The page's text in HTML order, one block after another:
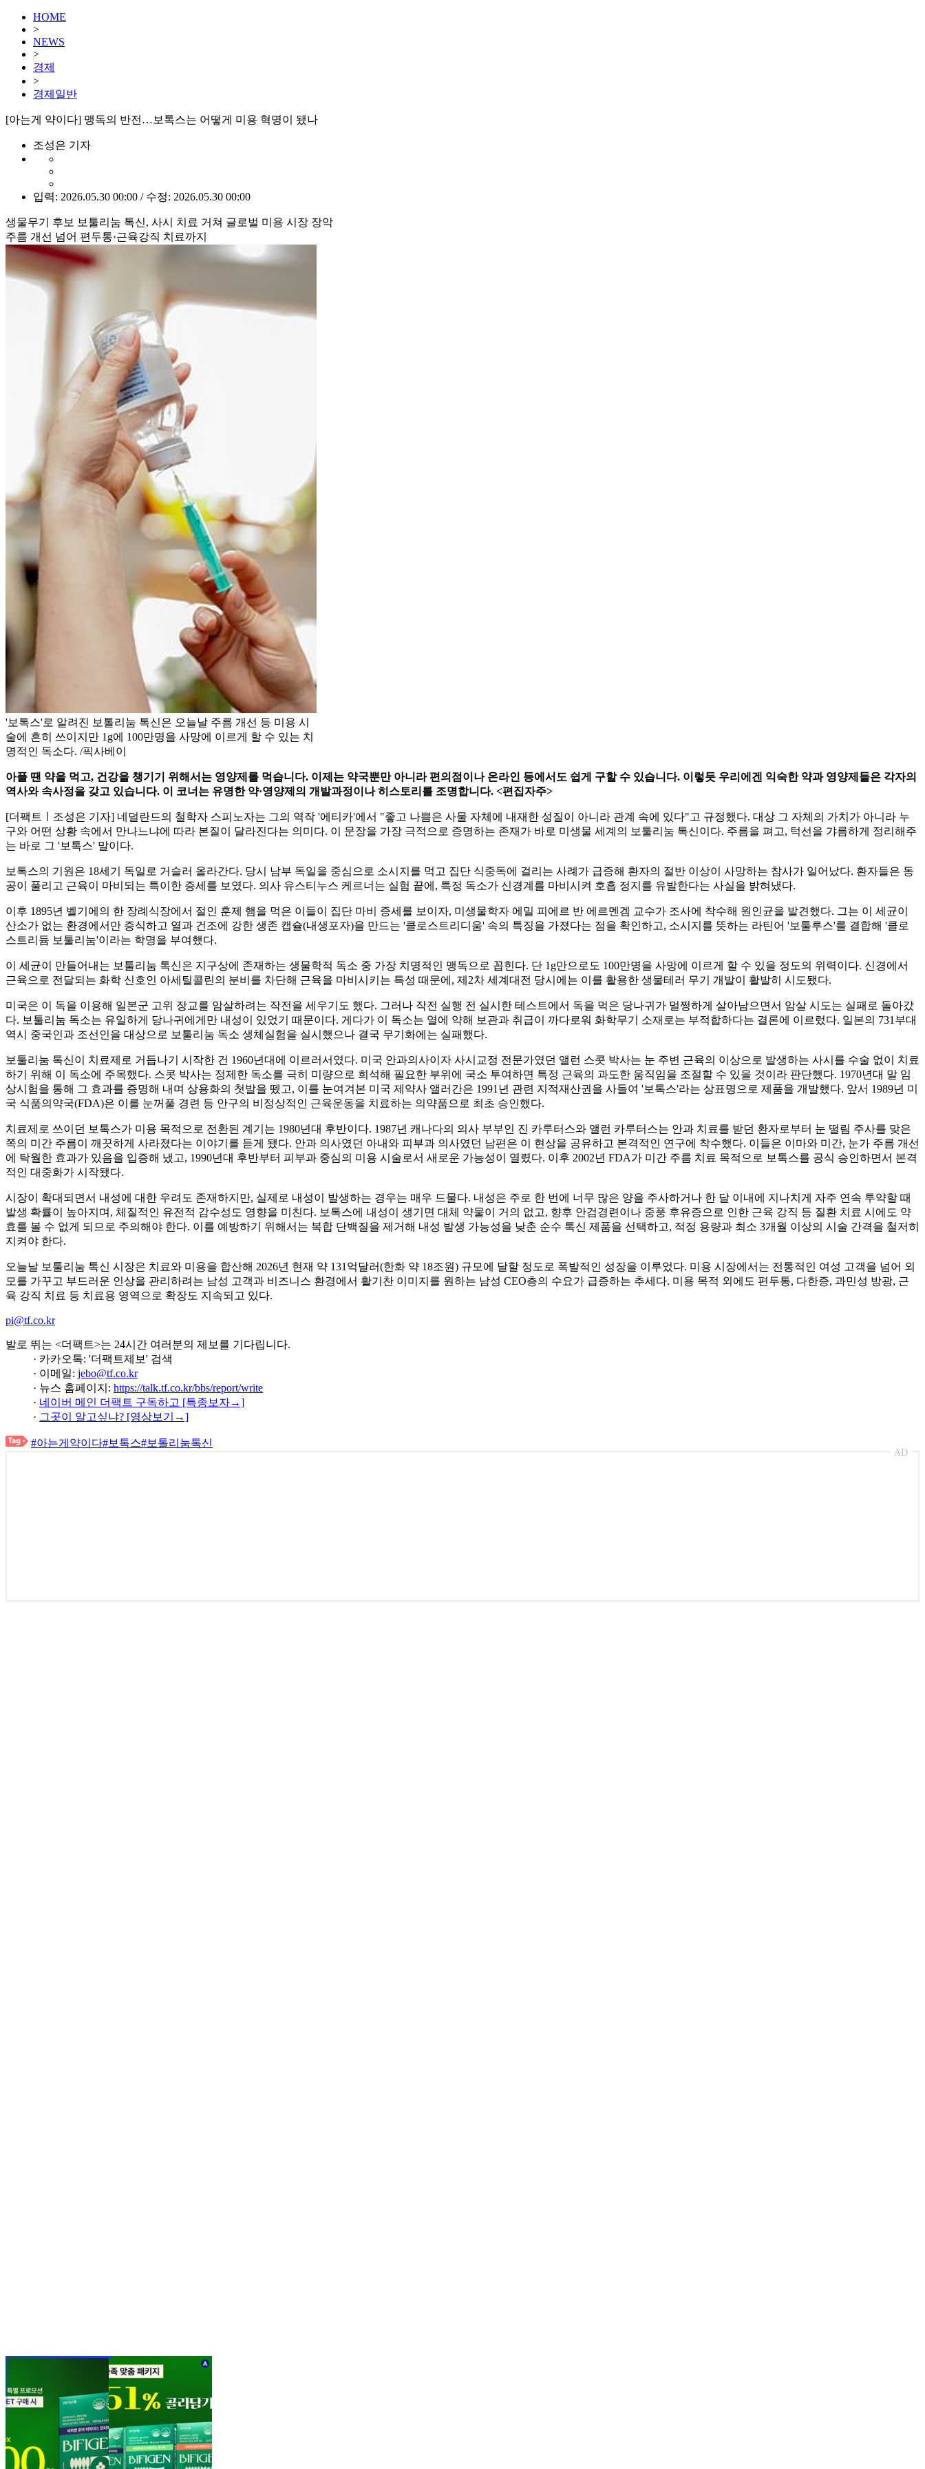
HOME
>
NEWS
>
경제
>
경제일반
[아는게 약이다] 맹독의 반전…보톡스는 어떻게 미용 혁명이 됐나
조성은 기자
입력: 2026.05.30 00:00 / 수정: 2026.05.30 00:00
생물무기 후보 보툴리눔 톡신, 사시 치료 거쳐 글로벌 미용 시장 장악
주름 개선 넘어 편두통·근육강직 치료까지
'보톡스'로 알려진 보톨리눔 톡신은 오늘날 주름 개선 등 미용 시
술에 흔히 쓰이지만 1g에 100만명을 사망에 이르게 할 수 있는 치
명적인 독소다. /픽사베이
아플 땐 약을 먹고, 건강을 챙기기 위해서는 영양제를 먹습니다. 이제는 약국뿐만 아니라 편의점이나 온라인 등에서도 쉽게 구할 수 있습니다. 이렇듯 우리에겐 익숙한 약과 영양제들은 각자의
역사와 속사정을 갖고 있습니다. 이 코너는 유명한 약·영양제의 개발과정이나 히스토리를 조명합니다. <편집자주>
[더팩트ㅣ조성은 기자] 네덜란드의 철학자 스피노자는 그의 역작 '에티카'에서 "좋고 나쁨은 사물 자체에 내재한 성질이 아니라 관계 속에 있다"고 규정했다. 대상 그 자체의 가치가 아니라 누
구와 어떤 상황 속에서 만나느냐에 따라 본질이 달라진다는 의미다. 이 문장을 가장 극적으로 증명하는 존재가 바로 미생물 세계의 보툴리눔 톡신이다. 주름을 펴고, 턱선을 갸름하게 정리해주
는 바로 그 '보톡스' 말이다.
보톡스의 기원은 18세기 독일로 거슬러 올라간다. 당시 남부 독일을 중심으로 소시지를 먹고 집단 식중독에 걸리는 사례가 급증해 환자의 절반 이상이 사망하는 참사가 일어났다. 환자들은 동
공이 풀리고 근육이 마비되는 특이한 증세를 보였다. 의사 유스티누스 케르너는 실험 끝에, 특정 독소가 신경계를 마비시켜 호흡 정지를 유발한다는 사실을 밝혀냈다.
이후 1895년 벨기에의 한 장례식장에서 절인 훈제 햄을 먹은 이들이 집단 마비 증세를 보이자, 미생물학자 에밀 피에르 반 에르멘겜 교수가 조사에 착수해 원인균을 발견했다. 그는 이 세균이
산소가 없는 환경에서만 증식하고 열과 건조에 강한 생존 캡슐(내생포자)을 만드는 '클로스트리디움' 속의 특징을 가졌다는 점을 확인하고, 소시지를 뜻하는 라틴어 '보툴루스'를 결합해 '클로
스트리듐 보툴리눔'이라는 학명을 부여했다.
이 세균이 만들어내는 보툴리눔 톡신은 지구상에 존재하는 생물학적 독소 중 가장 치명적인 맹독으로 꼽힌다. 단 1g만으로도 100만명을 사망에 이르게 할 수 있을 정도의 위력이다. 신경에서
근육으로 전달되는 화학 신호인 아세틸콜린의 분비를 차단해 근육을 마비시키는 특성 때문에, 제2차 세계대전 당시에는 이를 활용한 생물테러 무기 개발이 활발히 시도됐다.
미국은 이 독을 이용해 일본군 고위 장교를 암살하려는 작전을 세우기도 했다. 그러나 작전 실행 전 실시한 테스트에서 독을 먹은 당나귀가 멀쩡하게 살아남으면서 암살 시도는 실패로 돌아갔
다. 보툴리눔 독소는 유일하게 당나귀에게만 내성이 있었기 때문이다. 게다가 이 독소는 열에 약해 보관과 취급이 까다로워 화학무기 소재로는 부적합하다는 결론에 이르렀다. 일본의 731부대
역시 중국인과 조선인을 대상으로 보툴리눔 독소 생체실험을 실시했으나 결국 무기화에는 실패했다.
보툴리눔 톡신이 치료제로 거듭나기 시작한 건 1960년대에 이르러서였다. 미국 안과의사이자 사시교정 전문가였던 앨런 스콧 박사는 눈 주변 근육의 이상으로 발생하는 사시를 수술 없이 치료
하기 위해 이 독소에 주목했다. 스콧 박사는 정제한 독소를 극히 미량으로 희석해 필요한 부위에 국소 투여하면 특정 근육의 과도한 움직임을 조절할 수 있을 것이라 판단했다. 1970년대 말 임
상시험을 통해 그 효과를 증명해 내며 상용화의 첫발을 뗐고, 이를 눈여겨본 미국 제약사 앨러간은 1991년 관련 지적재산권을 사들여 '보톡스'라는 상표명으로 제품을 개발했다. 앞서 1989년 미
국 식품의약국(FDA)은 이를 눈꺼풀 경련 등 안구의 비정상적인 근육운동을 치료하는 의약품으로 최초 승인했다.
치료제로 쓰이던 보톡스가 미용 목적으로 전환된 계기는 1980년대 후반이다. 1987년 캐나다의 의사 부부인 진 카루터스와 앨런 카루터스는 안과 치료를 받던 환자로부터 눈 떨림 주사를 맞은
쪽의 미간 주름이 깨끗하게 사라졌다는 이야기를 듣게 됐다. 안과 의사였던 아내와 피부과 의사였던 남편은 이 현상을 공유하고 본격적인 연구에 착수했다. 이들은 이마와 미간, 눈가 주름 개선
에 탁월한 효과가 있음을 입증해 냈고, 1990년대 후반부터 피부과 중심의 미용 시술로서 새로운 가능성이 열렸다. 이후 2002년 FDA가 미간 주름 치료 목적으로 보톡스를 공식 승인하면서 본격
적인 대중화가 시작됐다.
시장이 확대되면서 내성에 대한 우려도 존재하지만, 실제로 내성이 발생하는 경우는 매우 드물다. 내성은 주로 한 번에 너무 많은 양을 주사하거나 한 달 이내에 지나치게 자주 연속 투약할 때
발생 확률이 높아지며, 체질적인 유전적 감수성도 영향을 미친다. 보톡스에 내성이 생기면 대체 약물이 거의 없고, 향후 안검경련이나 중풍 후유증으로 인한 근육 강직 등 질환 치료 시에도 약
효를 볼 수 없게 되므로 주의해야 한다. 이를 예방하기 위해서는 복합 단백질을 제거해 내성 발생 가능성을 낮춘 순수 톡신 제품을 선택하고, 적정 용량과 최소 3개월 이상의 시술 간격을 철저히
지켜야 한다.
오늘날 보툴리눔 톡신 시장은 치료와 미용을 합산해 2026년 현재 약 131억달러(한화 약 18조원) 규모에 달할 정도로 폭발적인 성장을 이루었다. 미용 시장에서는 전통적인 여성 고객을 넘어 외
모를 가꾸고 부드러운 인상을 관리하려는 남성 고객과 비즈니스 환경에서 활기찬 이미지를 원하는 남성 CEO층의 수요가 급증하는 추세다. 미용 목적 외에도 편두통, 다한증, 과민성 방광, 근
육 강직 치료 등 치료용 영역으로 확장도 지속되고 있다.
pi@tf.co.kr
발로 뛰는 <더팩트>는 24시간 여러분의 제보를 기다립니다.
· 카카오톡: '더팩트제보' 검색
· 이메일: jebo@tf.co.kr
· 뉴스 홈페이지: https://talk.tf.co.kr/bbs/report/write
· 네이버 메인 더팩트 구독하고 [특종보자→]
· 그곳이 알고싶냐? [영상보기→]
#아는게약이다#보톡스#보톨리눔톡신
AD